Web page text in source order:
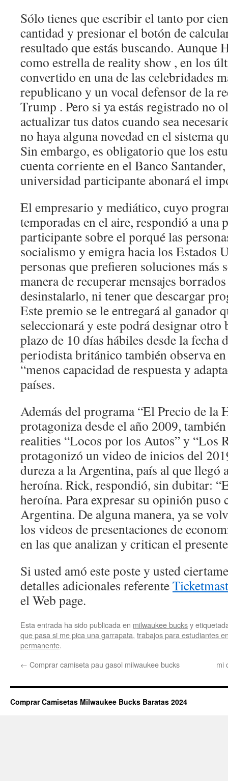
Sólo tienes que escribir el tanto por
cantidad y presionar el botón de
resultado que estás buscando. Aunque
como estrella de reality show , en los
convertido en una de las celebridades
republicano y un vocal defensor de la
Trump . Pero si ya estás registrado no
actualizar tus datos cuando sea
no haya alguna novedad en el sistema
Sin embargo, es obligatorio que los
cuenta corriente en el Banco
universidad participante abonará el
El empresario y mediático, cuyo
temporadas en el aire, respondió a una
participante sobre el porqué las
socialismo y emigra hacia los Estados
personas que prefieren soluciones más
manera de recuperar mensajes
desinstalarlo, ni tener que descargar
Este premio se le entregará al ganador
seleccionará y este podrá designar
plazo de 10 días hábiles desde la fecha
periodista británico también observa
“menos capacidad de respuesta y
países.
Además del programa “El Precio de la
protagoniza desde el año 2009,
realities “Locos por los Autos” y “Los
protagonizó un video de inicios del
dureza a la Argentina, país al que llegó
heroína. Rick, respondió, sin dubitar:
heroína. Para expresar su opinión puso
Argentina. De alguna manera, ya se
los videos de presentaciones de
en las que analizan y critican el
Si usted amó este poste y usted
detalles adicionales referente
el Web page.
Esta entrada ha sido publicada en milwaukee bucksy
que pasa si me pica una garrapata, trabajos para estudiantes
permanente.
← Comprar camiseta pau gasol milwaukee bucks mi
Comprar Camisetas Milwaukee Bucks Baratas 2024